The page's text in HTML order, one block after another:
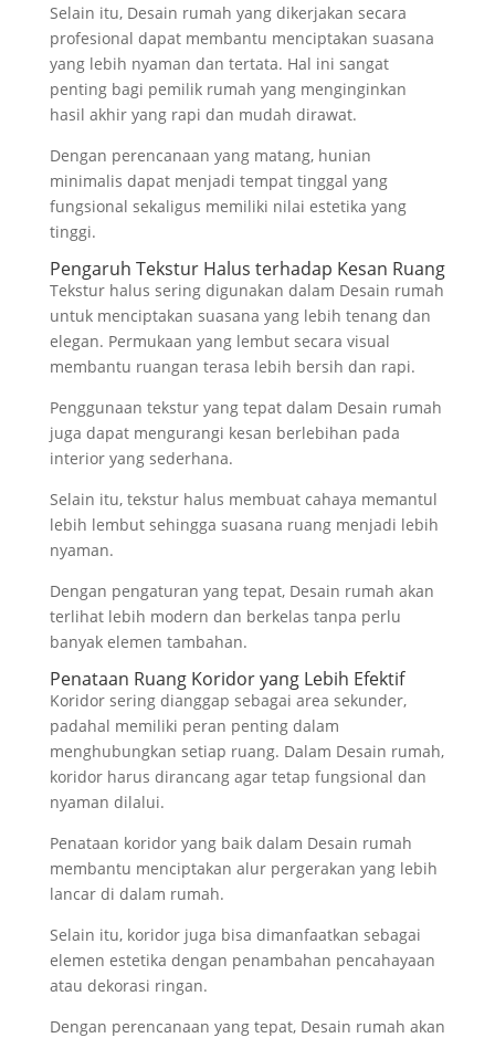
Selain itu, Desain rumah yang dikerjakan secara
profesional dapat membantu menciptakan suasana
yang lebih nyaman dan tertata. Hal ini sangat
penting bagi pemilik rumah yang menginginkan
hasil akhir yang rapi dan mudah dirawat.
Dengan perencanaan yang matang, hunian
minimalis dapat menjadi tempat tinggal yang
fungsional sekaligus memiliki nilai estetika yang
tinggi.
Pengaruh Tekstur Halus terhadap Kesan Ruang
Tekstur halus sering digunakan dalam Desain rumah
untuk menciptakan suasana yang lebih tenang dan
elegan. Permukaan yang lembut secara visual
membantu ruangan terasa lebih bersih dan rapi.
Penggunaan tekstur yang tepat dalam Desain rumah
juga dapat mengurangi kesan berlebihan pada
interior yang sederhana.
Selain itu, tekstur halus membuat cahaya memantul
lebih lembut sehingga suasana ruang menjadi lebih
nyaman.
Dengan pengaturan yang tepat, Desain rumah akan
terlihat lebih modern dan berkelas tanpa perlu
banyak elemen tambahan.
Penataan Ruang Koridor yang Lebih Efektif
Koridor sering dianggap sebagai area sekunder,
padahal memiliki peran penting dalam
menghubungkan setiap ruang. Dalam Desain rumah,
koridor harus dirancang agar tetap fungsional dan
nyaman dilalui.
Penataan koridor yang baik dalam Desain rumah
membantu menciptakan alur pergerakan yang lebih
lancar di dalam rumah.
Selain itu, koridor juga bisa dimanfaatkan sebagai
elemen estetika dengan penambahan pencahayaan
atau dekorasi ringan.
Dengan perencanaan yang tepat, Desain rumah akan